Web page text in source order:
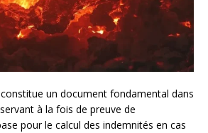
un document fondamental dans
à la fois de preuve de
pour le calcul des indemnités en cas